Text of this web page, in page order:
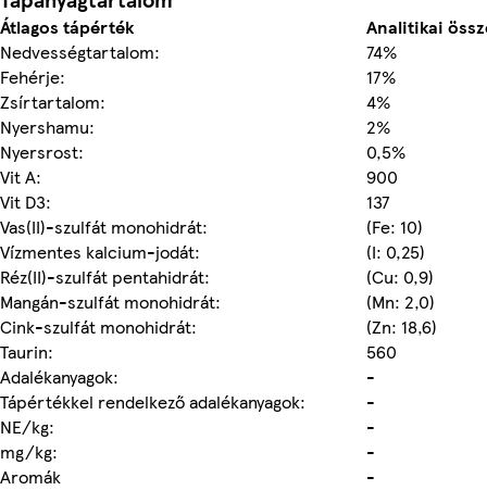
Átlagos tápérték
Analitikai
Nedvességtartalom:
74%
Fehérje:
17%
Zsírtartalom:
4%
Nyershamu:
2%
Nyersrost:
0,5%
Vit A:
900
Vit D3:
137
Vas(II)-szulfát monohidrát:
(Fe: 10)
Vízmentes kalcium-jodát:
(I: 0,25)
Réz(II)-szulfát pentahidrát:
(Cu: 0,9)
Mangán-szulfát monohidrát:
(Mn: 2,0)
Cink-szulfát monohidrát:
(Zn: 18,6)
Taurin:
560
Adalékanyagok:
-
Tápértékkel rendelkező adalékanyagok:
-
NE/kg:
-
mg/kg:
-
Aromák
-